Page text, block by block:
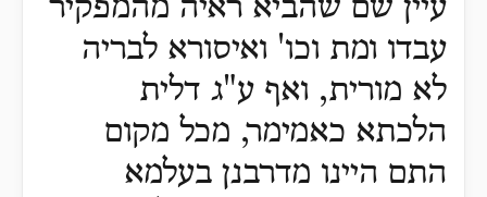
עיין שם שהביא ראיה מהמפקיר
עבדו ומת וכו' ואיסורא לבריה
לא מורית, ואף ע"ג דלית
הלכתא כאמימר, מכל מקום
התם היינו מדרבנן בעלמא